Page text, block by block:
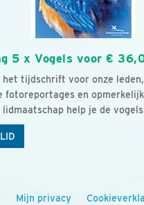
5 x Vogels voor €
het tijdschrift voor onze
fotoreportages en
lidmaatschap help je de
Mijn privacy